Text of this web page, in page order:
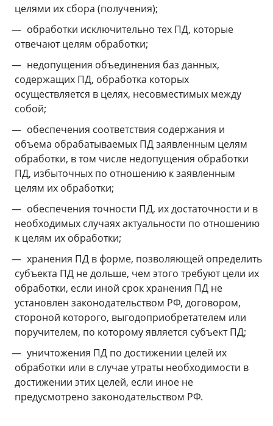
целями их сбора (получения);
обработки исключительно тех ПД, которые
отвечают целям обработки;
недопущения объединения баз данных,
содержащих ПД, обработка которых
осуществляется в целях, несовместимых между
собой;
обеспечения соответствия содержания и
объема обрабатываемых ПД заявленным целям
обработки, в том числе недопущения обработки
ПД, избыточных по отношению к заявленным
целям их обработки;
обеспечения точности ПД, их достаточности и в
необходимых случаях актуальности по отношению
к целям их обработки;
хранения ПД в форме, позволяющей определить
субъекта ПД не дольше, чем этого требуют цели их
обработки, если иной срок хранения ПД не
установлен законодательством РФ, договором,
стороной которого, выгодоприобретателем или
поручителем, по которому является субъект ПД;
уничтожения ПД по достижении целей их
обработки или в случае утраты необходимости в
достижении этих целей, если иное не
предусмотрено законодательством РФ.